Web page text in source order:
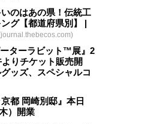
のはあの県！伝統工
グ【都道府県別】 |
ーターラビット™展』2
りチケット販売開
ッズ、スペシャルコ
都 岡崎別邸』本日
）開業